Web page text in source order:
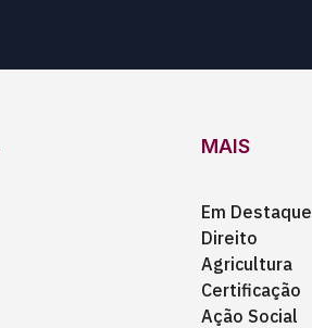
MAIS
Em Destaque
Direito
Agricultura
Certificação
Ação Social